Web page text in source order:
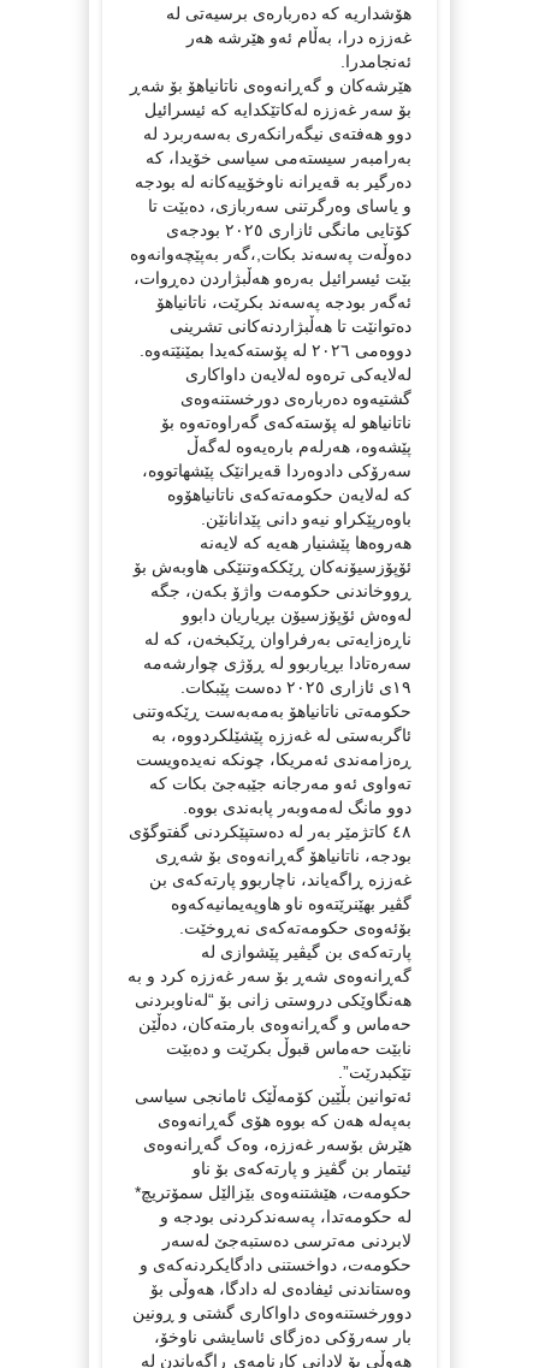
هۆشداریە کە دەربارەی برسیەتی لە
غەززە درا، بەڵام ئەو هێرشە هەر
ئەنجامدرا.
هێرشەکان و گەڕانەوەی ناتانیاهۆ بۆ شەڕ
بۆ سەر غەززە لەکاتێکدایە کە ئیسرائیل
دوو هەفتەی نیگەرانکەری بەسەربرد لە
بەرامبەر سیستەمی سیاسی خۆیدا، کە
دەرگیر بە قەیرانە ناوخۆییەکانە لە بودجە
و یاسای وەرگرتنی سەربازی، دەبێت تا
کۆتایی مانگی ئازاری ٢٠٢٥ بودجەی
دەوڵەت پەسەند بکات,،گەر بەپێچەوانەوە
بێت ئیسرائیل بەرەو هەڵبژاردن دەڕوات،
ئەگەر بودجە پەسەند بکرێت، ناتانیاهۆ
دەتوانێت تا هەڵبژاردنەکانی تشرینی
دووەمی ٢٠٢٦ لە پۆستەکەیدا بمێنێتەوە.
لەلایەکی ترەوە لەلایەن داواکاری
گشتیەوە دەربارەی دورخستنەوەی
ناتانیاهو لە پۆستەکەی گەراوەتەوە بۆ
پێشەوە، هەرلەم بارەیەوە لەگەڵ
سەرۆکی دادوەردا قەیرانێک پێشهاتووە،
کە لەلایەن حکومەتەکەی ناتانیاهۆوە
باوەرپێکراو نیەو دانی پێدانانێن.
هەروەها پێشنیار هەیە کە لایەنە
ئۆپۆزسیۆنەکان ڕێککەوتنێکی هاوبەش بۆ
ڕووخاندنی حکومەت واژۆ بکەن، جگە
لەوەش ئۆپۆزسیۆن بڕیاریان دابوو
ناڕەزایەتی بەرفراوان ڕێکبخەن، کە لە
سەرەتادا بڕیاربوو لە ڕۆژی چوارشەمە
١٩ی ئازاری ٢٠٢٥ دەست پێبکات.
حکومەتی ناتانیاهۆ بەمەبەست ڕێکەوتنی
ئاگربەستی لە غەززە پێشێلکردووە، بە
ڕەزامەندی ئەمریکا، چونکە نەیدەویست
تەواوی ئەو مەرجانە جێبەجێ بکات کە
دوو مانگ لەمەوبەر پابەندی بووە.
٤٨ کاتژمێر بەر لە دەستپێکردنی گفتوگۆی
بودجە، ناتانیاهۆ گەڕانەوەی بۆ شەڕی
غەززە ڕاگەیاند، ناچاربوو پارتەکەی بن
گڤیر بهێنرێتەوە ناو هاوپەیمانیەکەوە
بۆئەوەی حکومەتەکەی نەڕوخێت.
پارتەکەی بن گیڤیر پێشوازی لە
گەڕانەوەی شەڕ بۆ سەر غەززە کرد و بە
هەنگاوێکی دروستی زانی بۆ “لەناوبردنی
حەماس و گەڕانەوەی بارمتەکان، دەڵێن
نابێت حەماس قبوڵ بکرێت و دەبێت
تێکبدرێت”.
ئەتوانین بڵێین کۆمەڵێک ئامانجی سیاسی
بەپەلە هەن کە بووە هۆی گەڕانەوەی
هێرش بۆسەر غەززە، وەک گەڕانەوەی
ئیتمار بن گڤیز و پارتەکەی بۆ ناو
حکومەت، هێشتنەوەی بێزالێل سمۆتریچ*
لە حکومەتدا، پەسەندکردنی بودجە و
لابردنی مەترسی دەستبەجێ لەسەر
حکومەت، دواخستنی دادگایکردنەکەی و
وەستاندنی ئیفادەی لە دادگا، هەوڵی بۆ
دوورخستنەوەی داواکاری گشتی و ڕونین
بار سەرۆکی دەزگای ئاسایشی ناوخۆ،
هەوڵی بۆ لادانی کارنامەی ڕاگەیاندن لە